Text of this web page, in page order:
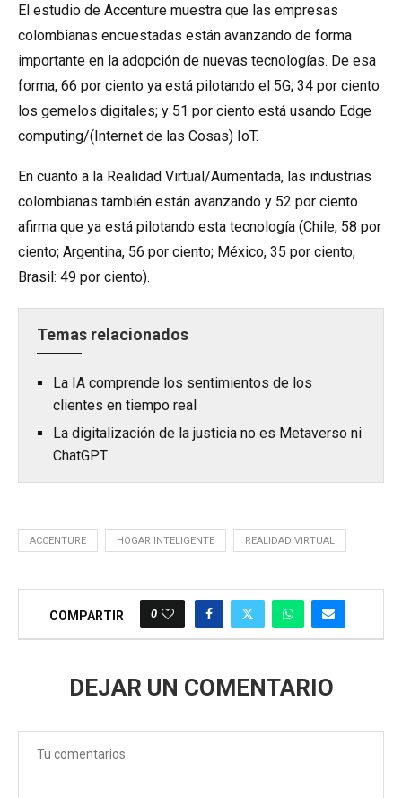
El estudio de Accenture muestra que las empresas
colombianas encuestadas están avanzando de forma
importante en la adopción de nuevas tecnologías. De esa
forma, 66 por ciento ya está pilotando el 5G; 34 por ciento
los gemelos digitales; y 51 por ciento está usando Edge
computing/(Internet de las Cosas) IoT.
En cuanto a la Realidad Virtual/Aumentada, las industrias
colombianas también están avanzando y 52 por ciento
afirma que ya está pilotando esta tecnología (Chile, 58 por
ciento; Argentina, 56 por ciento; México, 35 por ciento;
Brasil: 49 por ciento).
Temas relacionados
La IA comprende los sentimientos de los
clientes en tiempo real
La digitalización de la justicia no es Metaverso ni
ChatGPT
ACCENTURE HOGAR INTELIGENTE REALIDAD VIRTUAL
COMPARTIR 0
DEJAR UN COMENTARIO